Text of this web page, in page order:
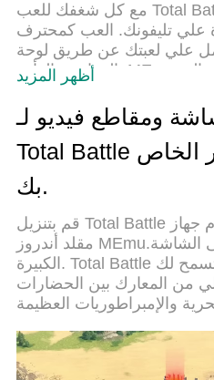
مع كل شغفك للعب Total Battle ,يديك لايجب ان تكون
تليفونك. العب كمحترف
علي لعبتك عن طريق لوحة
المفاتيح والفأره. MEmuيقدم جميع الاشياء التي
تتوقعها.حمل والعب Total Battle علي جهاز الحاسوب
,لايوجد حدود علي البطارية
مزعجة النسخة الجديدة من
MEmu7 هو افضل وسيلة للعب Total Battle علي جهاز
, لوحة المفاتيح المعده
مسبقا تجعل Total Battle العبة لعبة كمبيوتر حقيقة تم
استعمال اكثر من حساب اسهل
بنا يمكن ان يخرج كل
شئ اكثر سلاسة نحن لانهتم
بالسعادة التي تغمرك من
اللعب
أظهر المزيد
ومقاطع فيديو لـ
Total Battle على جهاز الكمبيوتر الخاص
بك.
قم بتنزيل Total Battle على الكمبيوتر بإستخدام جهاز
مقلد أندروز MEmu.استمتع بمتعة اللعب على الشاشة
الكبيرة. Total Battle هي لعبة حرب إستراتيجية تسمح لك
من المعارك بين الحضارات